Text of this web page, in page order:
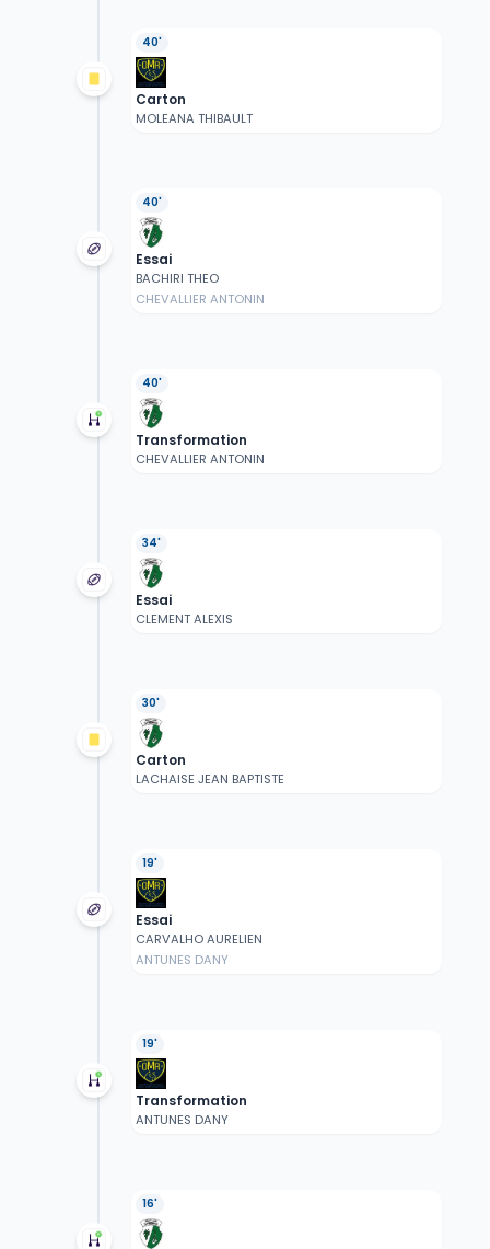
40'
Carton
MOLEANA THIBAULT
40'
Essai
BACHIRI THEO
CHEVALLIER ANTONIN
40'
Transformation
CHEVALLIER ANTONIN
34'
Essai
CLEMENT ALEXIS
30'
Carton
LACHAISE JEAN BAPTISTE
19'
Essai
CARVALHO AURELIEN
ANTUNES DANY
19'
Transformation
ANTUNES DANY
16'